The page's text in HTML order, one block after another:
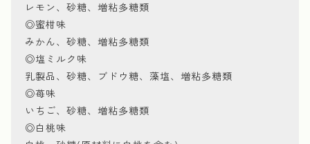
レモン、砂糖、増粘多糖類
◎蜜柑味
みかん、砂糖、増粘多糖類
◎塩ミルク味
乳製品、砂糖、ブドウ糖、藻塩、増粘多糖類
◎苺味
いちご、砂糖、増粘多糖類
◎白桃味